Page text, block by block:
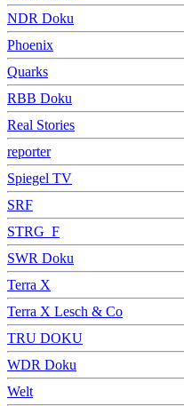
NDR Doku
Phoenix
Quarks
RBB Doku
Real Stories
reporter
Spiegel TV
SRF
STRG_F
SWR Doku
Terra X
Terra X Lesch & Co
TRU DOKU
WDR Doku
Welt